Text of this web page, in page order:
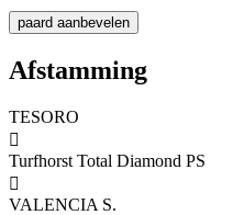
Afstamming
TESORO

Turfhorst Total Diamond PS

VALENCIA S.